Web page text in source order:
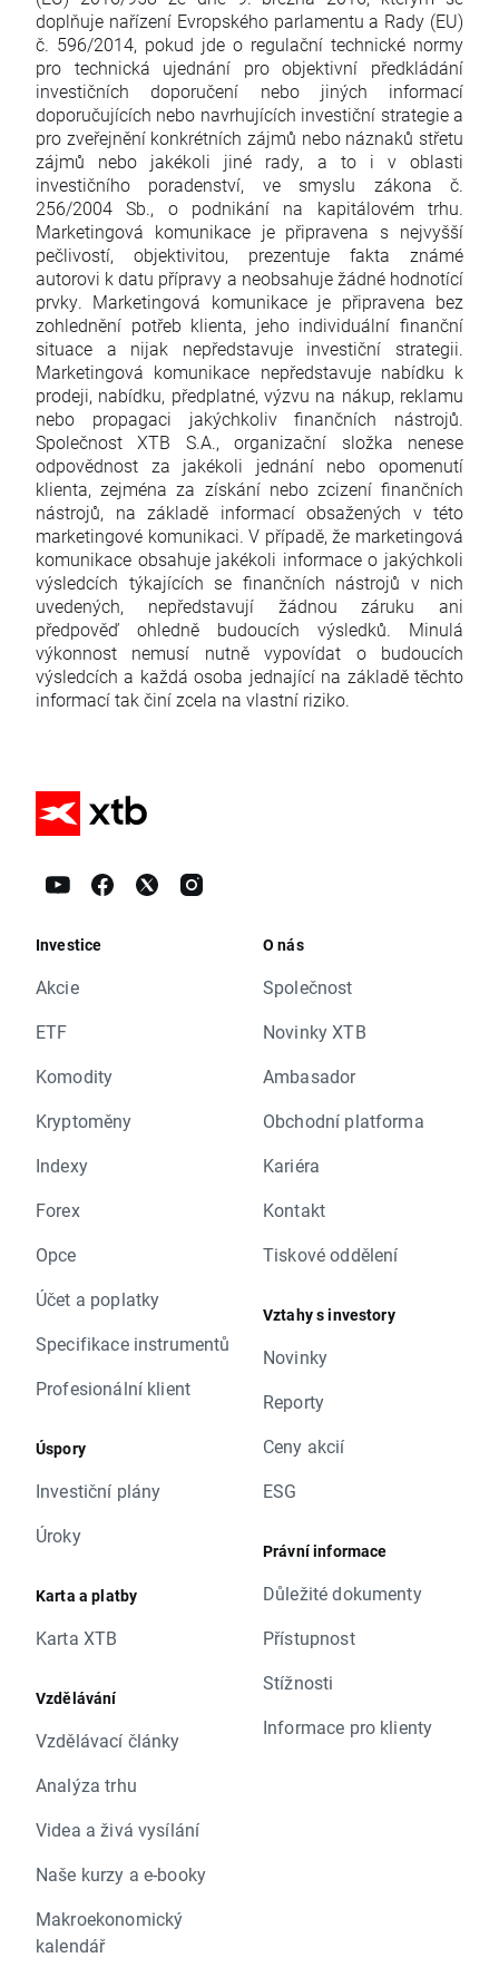
doplňuje nařízení Evropského parlamentu a Rady (EU)
č. 596/2014, pokud jde o regulační technické normy
pro technická ujednání pro objektivní předkládání
investičních doporučení nebo jiných informací
doporučujících nebo navrhujících investiční strategie a
pro zveřejnění konkrétních zájmů nebo náznaků střetu
zájmů nebo jakékoli jiné rady, a to i v oblasti
investičního poradenství, ve smyslu zákona č.
256/2004 Sb., o podnikání na kapitálovém trhu.
Marketingová komunikace je připravena s nejvyšší
pečlivostí, objektivitou, prezentuje fakta známé
autorovi k datu přípravy a neobsahuje žádné hodnotící
prvky. Marketingová komunikace je připravena bez
zohlednění potřeb klienta, jeho individuální finanční
situace a nijak nepředstavuje investiční strategii.
Marketingová komunikace nepředstavuje nabídku k
prodeji, nabídku, předplatné, výzvu na nákup, reklamu
nebo propagaci jakýchkoliv finančních nástrojů.
Společnost XTB S.A., organizační složka nenese
odpovědnost za jakékoli jednání nebo opomenutí
klienta, zejména za získání nebo zcizení finančních
nástrojů, na základě informací obsažených v této
marketingové komunikaci. V případě, že marketingová
komunikace obsahuje jakékoli informace o jakýchkoli
výsledcích týkajících se finančních nástrojů v nich
uvedených, nepředstavují žádnou záruku ani
předpověď ohledně budoucích výsledků. Minulá
výkonnost nemusí nutně vypovídat o budoucích
výsledcích a každá osoba jednající na základě těchto
informací tak činí zcela na vlastní riziko.
Investice
Akcie
ETF
Komodity
Kryptoměny
Indexy
Forex
Opce
Účet a poplatky
Specifikace instrumentů
Profesionální klient
Úspory
Investiční plány
Úroky
Karta a platby
Karta XTB
Vzdělávání
Vzdělávací články
Analýza trhu
Videa a živá vysílání
Naše kurzy a e-booky
Makroekonomický
kalendář
O nás
Společnost
Novinky XTB
Ambasador
Obchodní platforma
Kariéra
Kontakt
Tiskové oddělení
Vztahy s investory
Novinky
Reporty
Ceny akcií
ESG
Právní informace
Důležité dokumenty
Přístupnost
Stížnosti
Informace pro klienty